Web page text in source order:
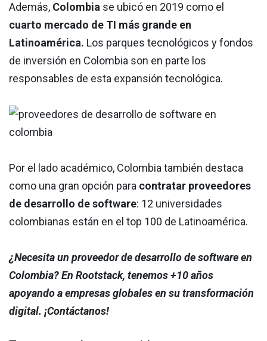
Además, Colombia se ubicó en 2019 como el
cuarto mercado de TI más grande en
Latinoamérica. Los parques tecnológicos y fondos
de inversión en Colombia son en parte los
responsables de esta expansión tecnológica.
Por el lado académico, Colombia también destaca
como una gran opción para contratar proveedores
de desarrollo de software: 12 universidades
colombianas están en el top 100 de Latinoamérica.
¿Necesita un proveedor de desarrollo de software en
Colombia? En Rootstack, tenemos +10 años
apoyando a empresas globales en su transformación
digital. ¡Contáctanos!